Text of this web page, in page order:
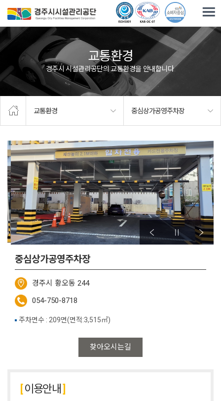
교통환경
경주시 시설관리공단의 교통환경을 안내합니다.
교통환경 중심상가공영주차장
중심상가공영주차장
경주시 황오동 244
054-750-8718
찾아오시는길
주차면수 : 209면(면적:3,515㎡)
이용안내